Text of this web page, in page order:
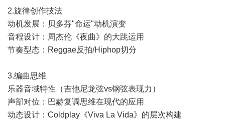
2.旋律创作技法
动机发展：贝多芬"命运"动机演变
音程设计：周杰伦《夜曲》的大跳运用
节奏型态：Reggae反拍/Hiphop切分
3.编曲思维
乐器音域特性（吉他尼龙弦vs钢弦表现力）
声部对位：巴赫复调思维在现代的应用
动态设计：Coldplay《Viva La Vida》的层次构建